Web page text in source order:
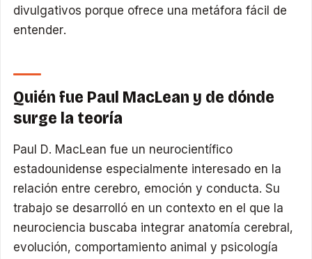
divulgativos porque ofrece una metáfora fácil de
entender.
Quién fue Paul MacLean y de dónde
surge la teoría
Paul D. MacLean fue un neurocientífico
estadounidense especialmente interesado en la
relación entre cerebro, emoción y conducta. Su
trabajo se desarrolló en un contexto en el que la
neurociencia buscaba integrar anatomía cerebral,
evolución, comportamiento animal y psicología